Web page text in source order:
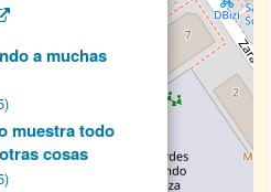
a muchas
muestra todo
cosas